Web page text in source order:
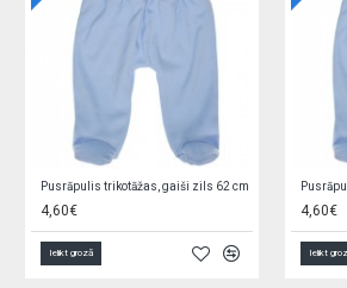
Jaciņa trikotāžas, rozā 62 cm O0YEYROX
5,90€
Ielikt grozā
5,90€
Ielikt